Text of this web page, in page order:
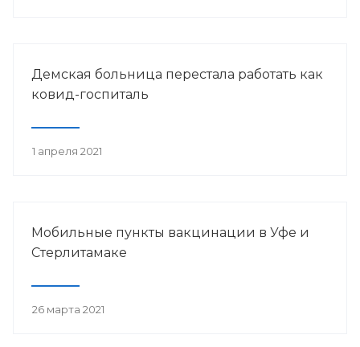
Демская больница перестала работать как
ковид-госпиталь
1 апреля 2021
Мобильные пункты вакцинации в Уфе и
Стерлитамаке
26 марта 2021